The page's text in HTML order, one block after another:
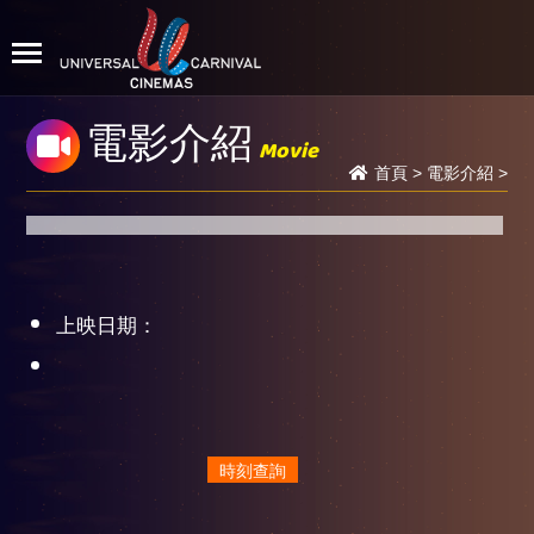
電影介紹 Movie
首頁> 電影介紹 >
上映日期：
時刻查詢